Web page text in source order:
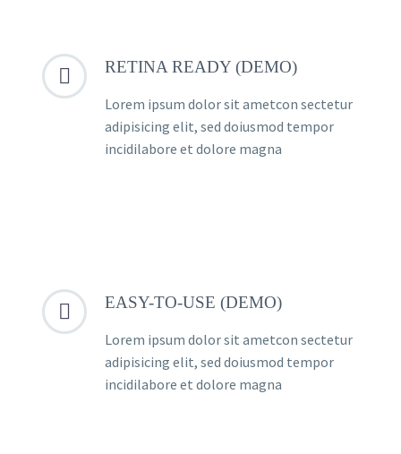

 RETINA READY (DEMO)
Lorem ipsum dolor sit ametcon sectetur
adipisicing elit, sed doiusmod tempor
incidilabore et dolore magna

 EASY-TO-USE (DEMO)
Lorem ipsum dolor sit ametcon sectetur
adipisicing elit, sed doiusmod tempor
incidilabore et dolore magna